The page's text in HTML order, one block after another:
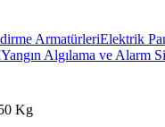
ArmatürleriElektrik
Yangın Algılama ve Alarm
Kg